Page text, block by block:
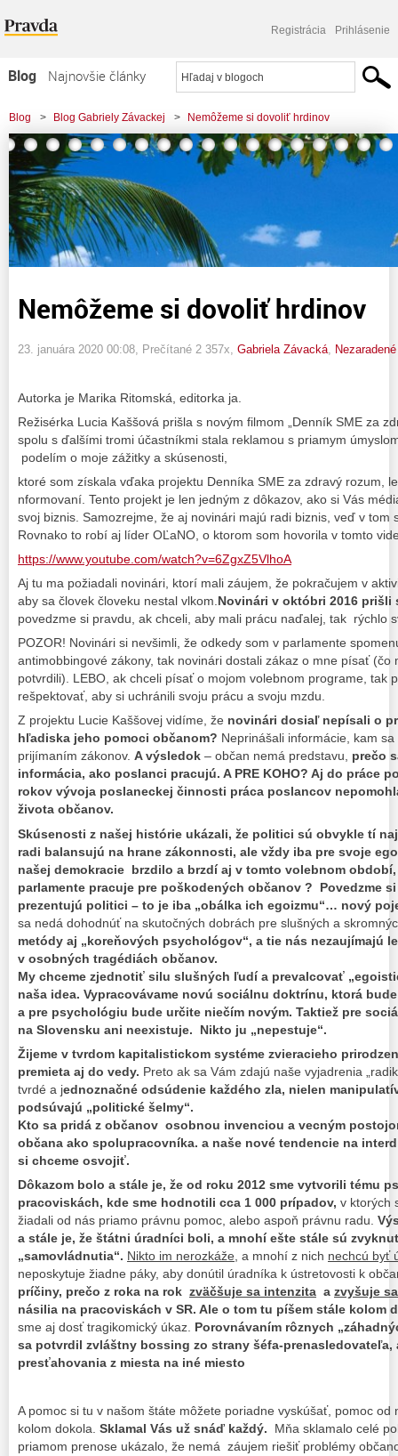
Registrácia Prihlásenie
Blog
Najnovšie články
Najčítanejšie články
Najkomentovanejšie články
Zoznam blogov
Komerčné blogy
Blog > Blog Gabriely Závackej > Nemôžeme si dovoliť hrdinov
Nemôžeme si dovoliť hrdinov
23. januára 2020 00:08 , Prečítané 2 357x, Gabriela Závacká Nezaradené
Autorka je Marika Ritomská, editorka ja.
Režisérka Lucia Kaššová prišla s novým filmom „Denník SME za
spolu s ďalšími tromi účastníkmi stala reklamou s priamym
podelím o moje zážitky a skúsenosti,
ktoré som získala vďaka projektu Denníka SME za zdravý rozum,
nformovaní. Tento projekt je len jedným z dôkazov, ako si Vás
svoj biznis. Samozrejme, že aj novinári majú radi biznis, veď v tom
Rovnako to robí aj líder OĽaNO, o ktorom som hovorila v tomto
https://www.youtube.com/watch?v=6ZgxZ5VlhoA
Aj tu ma požiadali novinári, ktorí mali záujem, že pokračujem v
aby sa človek človeku nestal vlkom.Novinári v októbri 2016
povedzme si pravdu, ak chceli, aby mali prácu naďalej, tak rýchlo
POZOR! Novinári si nevšimli, že odkedy som v parlamente
antimobbingové zákony, tak novinári dostali zákaz o mne písať (čo
potvrdili). LEBO, ak chceli písať o mojom volebnom programe, tak
rešpektovať, aby si uchránili svoju prácu a svoju mzdu.
Z projektu Lucie Kaššovej vidíme, že novinári dosiaľ nepísali o
hľadiska jeho pomoci občanom? Neprinášali informácie, kam
prijímaním zákonov. A výsledok – občan nemá predstavu, prečo
informácia, ako poslanci pracujú. A PRE KOHO? Aj do práce
rokov vývoja poslaneckej činnosti práca poslancov
života občanov.
Skúsenosti z našej histórie ukázali, že politici sú obvykle tí
radi balansujú na hrane zákonnosti, ale vždy iba pre svoje
našej demokracie brzdilo a brzdí aj v tomto volebnom
parlamente pracuje pre poškodených občanov ? Povedzme
prezentujú politici – to je iba „obálka ich egoizmu“… nový
sa nedá dohodnúť na skutočných dobrách pre slušných a
metódy aj „koreňových psychológov“, a tie nás nezaujímajú
v osobných tragédiách občanov.
My chceme zjednotiť silu slušných ľudí a prevalcovať
naša idea. Vypracovávame novú sociálnu doktrínu, ktorá
a pre psychológiu bude určite niečím novým. Taktiež pre
na Slovensku ani neexistuje. Nikto ju „nepestuje“.
Žijeme v tvrdom kapitalistickom systéme zvieracieho
premieta aj do vedy. Preto ak sa Vám zdajú naše vyjadrenia
tvrdé a jednoznačné odsúdenie každého zla, nielen
podsúvajú „politické šelmy“.
Kto sa pridá z občanov osobnou invenciou a vecným
občana ako spolupracovníka. a naše nové tendencie na
si chceme osvojiť.
Dôkazom bolo a stále je, že od roku 2012 sme vytvorili tému
pracoviskách, kde sme hodnotili cca 1 000 prípadov, v ktorých
žiadali od nás priamo právnu pomoc, alebo aspoň právnu radu.
a stále je, že štátni úradníci boli, a mnohí ešte stále sú
„samovládnutia“. Nikto im nerozkáže , a mnohí z nich nechcú byť
neposkytuje žiadne páky, aby donútil úradníka k ústretovosti k
príčiny, prečo z roka na rok zväčšuje sa intenzita a zvyšuje
násilia na pracoviskách v SR. Ale o tom tu píšem stále kolom
sme aj dosť tragikomický úkaz. Porovnávaním rôznych
sa potvrdil zvláštny bossing zo strany šéfa-
presťahovania z miesta na iné miesto
A pomoc si tu v našom štáte môžete poriadne vyskúšať, pomoc od
kolom dokola. Sklamal Vás už snáď každý.
Mňa sklamalo celé
priamom prenose ukázalo, že nemá záujem riešiť problémy